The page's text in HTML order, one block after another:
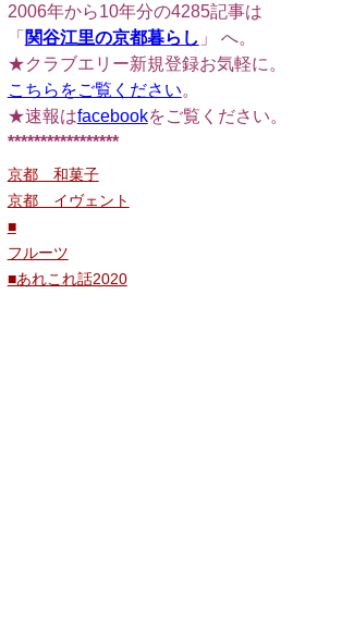
2006年から10年分の4285記事は
「 関谷江里の京都暮らし 」 へ。
★クラブエリー新規登録お気軽に。
こちらをご覧ください。
★速報はfacebookをご覧ください。
*****************
京都 和菓子
京都 イヴェント
■
フルーツ
■あれこれ話2020